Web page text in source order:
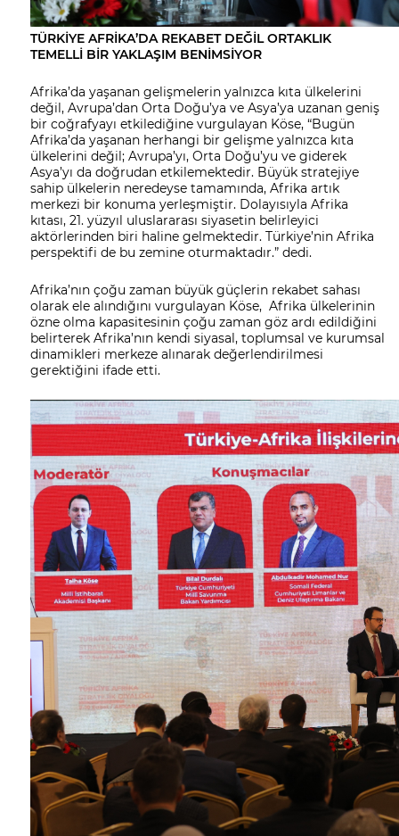
TÜRKİYE AFRİKA’DA REKABET DEĞİL ORTAKLIK
TEMELLİ BİR YAKLAŞIM BENİMSİYOR
Afrika’da yaşanan gelişmelerin yalnızca kıta ülkelerini
değil, Avrupa’dan Orta Doğu’ya ve Asya’ya uzanan geniş
bir coğrafyayı etkilediğine vurgulayan Köse, “Bugün
Afrika’da yaşanan herhangi bir gelişme yalnızca kıta
ülkelerini değil; Avrupa’yı, Orta Doğu’yu ve giderek
Asya’yı da doğrudan etkilemektedir. Büyük stratejiye
sahip ülkelerin neredeyse tamamında, Afrika artık
merkezi bir konuma yerleşmiştir. Dolayısıyla Afrika
kıtası, 21. yüzyıl uluslararası siyasetin belirleyici
aktörlerinden biri haline gelmektedir. Türkiye’nin Afrika
perspektifi de bu zemine oturmaktadır.” dedi.
Afrika’nın çoğu zaman büyük güçlerin rekabet sahası
olarak ele alındığını vurgulayan Köse, Afrika ülkelerinin
özne olma kapasitesinin çoğu zaman göz ardı edildiğini
belirterek Afrika’nın kendi siyasal, toplumsal ve kurumsal
dinamikleri merkeze alınarak değerlendirilmesi
gerektiğini ifade etti.